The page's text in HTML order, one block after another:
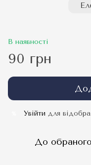
В наявності
90 грн
Увійти для
До обраного